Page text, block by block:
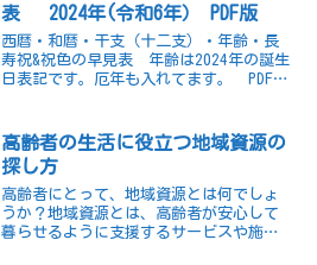
表 2024年(令和6年） PDF版
西暦・和暦・干支（十二支）・年齢・長
寿祝&祝色の早見表 年齢は2024年の誕生
日表記です。厄年も入れてます。 PDFフ
高齢者の生活に役立つ地域資源の
探し方
高齢者にとって、地域資源とは何でしょ
うか？地域資源とは、高齢者が安心して
暮らせるように支援するサービスや施